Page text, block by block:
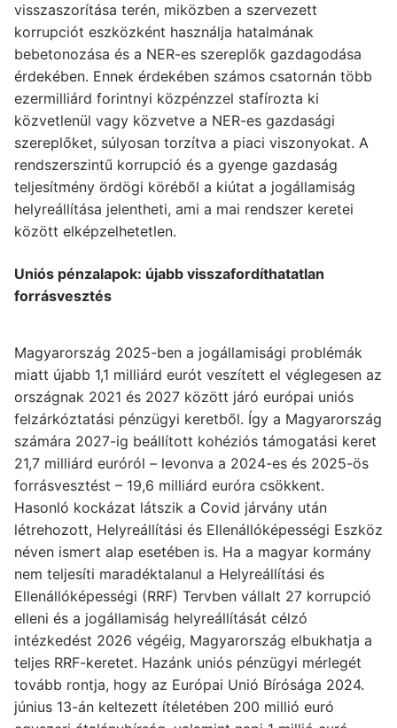
visszaszorítása terén, miközben a szervezett
korrupciót eszközként használja hatalmának
bebetonozása és a NER-es szereplők gazdagodása
érdekében. Ennek érdekében számos csatornán több
ezermilliárd forintnyi közpénzzel stafírozta ki
közvetlenül vagy közvetve a NER-es gazdasági
szereplőket, súlyosan torzítva a piaci viszonyokat. A
rendszerszintű korrupció és a gyenge gazdaság
teljesítmény ördögi köréből a kiútat a jogállamiság
helyreállítása jelentheti, ami a mai rendszer keretei
között elképzelhetetlen.
Uniós pénzalapok: újabb visszafordíthatatlan
forrásvesztés
Magyarország 2025-ben a jogállamisági problémák
miatt újabb 1,1 milliárd eurót veszített el véglegesen az
országnak 2021 és 2027 között járó európai uniós
felzárkóztatási pénzügyi keretből. Így a Magyarország
számára 2027-ig beállított kohéziós támogatási keret
21,7 milliárd euróról – levonva a 2024-es és 2025-ös
forrásvesztést – 19,6 milliárd euróra csökkent.
Hasonló kockázat látszik a Covid járvány után
létrehozott, Helyreállítási és Ellenállóképességi Eszköz
néven ismert alap esetében is. Ha a magyar kormány
nem teljesíti maradéktalanul a Helyreállítási és
Ellenállóképességi (RRF) Tervben vállalt 27 korrupció
elleni és a jogállamiság helyreállítását célzó
intézkedést 2026 végéig, Magyarország elbukhatja a
teljes RRF-keretet. Hazánk uniós pénzügyi mérlegét
tovább rontja, hogy az Európai Unió Bírósága 2024.
június 13-án keltezett ítéletében 200 millió euró